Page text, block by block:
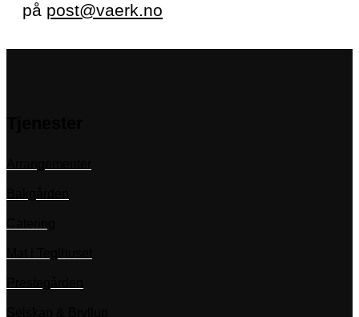
på post@vaerk.no